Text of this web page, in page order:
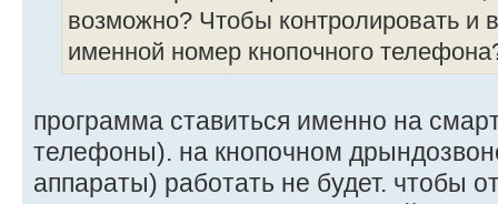
возможно? Чтобы контролировать и
именной номер кнопочного
программа ставиться именно на
телефоны). на кнопочном
аппараты) работать не будет. чтобы